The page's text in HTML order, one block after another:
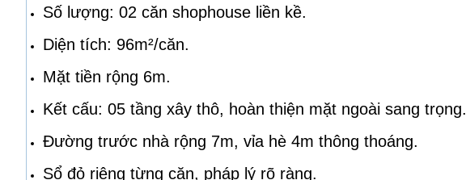
Số lượng: 02 căn shophouse liền kề.
Diện tích: 96m²/căn.
Mặt tiền rộng 6m.
Kết cấu: 05 tầng xây thô, hoàn thiện mặt ngoài sang trọng.
Đường trước nhà rộng 7m, vỉa hè 4m thông thoáng.
Sổ đỏ riêng từng căn, pháp lý rõ ràng.